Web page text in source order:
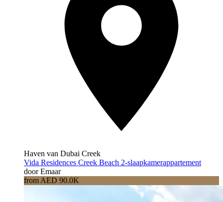
Haven van Dubai Creek
Vida Residences Creek Beach 2-slaapkamerappartement
door Emaar
from AED 90.0K